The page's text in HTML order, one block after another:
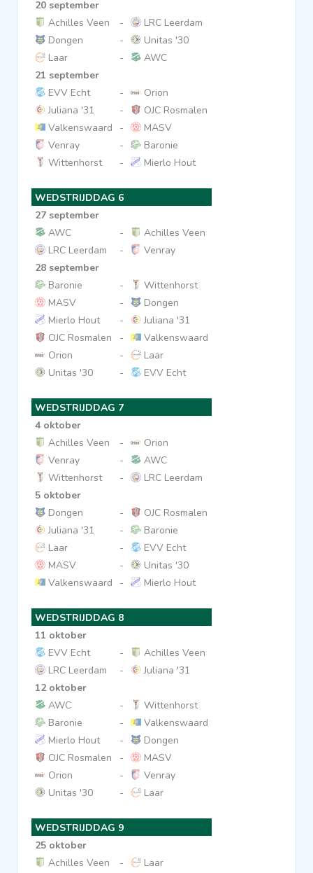
20 september
Achilles Veen
-
LRC Leerdam
Dongen
-
Unitas '30
Laar
-
AWC
21 september
EVV Echt
-
Orion
Juliana '31
-
OJC Rosmalen
Valkenswaard
-
MASV
Venray
-
Baronie
Wittenhorst
- Mierlo Hout
WEDSTRIJDDAG 6
27 september
AWC
-
Achilles Veen
LRC Leerdam
-
Venray
28 september
Baronie
-
Wittenhorst
MASV
-
Dongen
Mierlo Hout
-
Juliana '31
OJC Rosmalen
-
Valkenswaard
Orion
-
Laar
Unitas '30
- EVV Echt
WEDSTRIJDDAG 7
4 oktober
Achilles Veen
-
Orion
Venray
-
AWC
Wittenhorst
-
LRC Leerdam
5 oktober
Dongen
-
OJC Rosmalen
Juliana '31
-
Baronie
Laar
-
EVV Echt
MASV
-
Unitas '30
Valkenswaard
- Mierlo Hout
WEDSTRIJDDAG 8
11 oktober
EVV Echt
-
Achilles Veen
LRC Leerdam
-
Juliana '31
12 oktober
AWC
-
Wittenhorst
Baronie
-
Valkenswaard
Mierlo Hout
-
Dongen
OJC Rosmalen
-
MASV
Orion
-
Venray
Unitas '30
- Laar
WEDSTRIJDDAG 9
25 oktober
Achilles Veen
- Laar